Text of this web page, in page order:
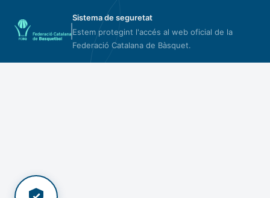
Sistema de seguretat
Estem protegint l'accés al web oficial de la
Federació Catalana de Bàsquet.